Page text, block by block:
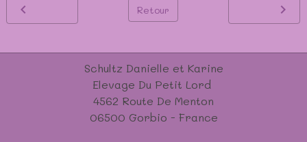
Retour
Schultz Danielle et Karine
Elevage Du Petit Lord
4562 Route De Menton
06500 Gorbio - France